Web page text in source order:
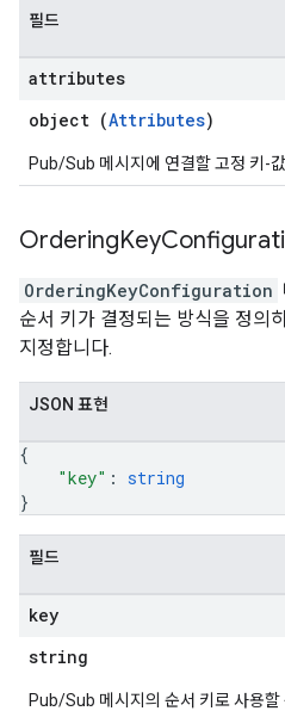
필드
attributes
object (Attributes)
Pub/Sub 메시지에 연결할 고정 키-
OrderingKey
OrderingKeyConfiguration
순서 키가 결정되는 방식을 정의
지정합니다.
JSON 표현
{
"key" : string
}
필드
key
string
Pub/Sub 메시지의 순서 키로 사용할